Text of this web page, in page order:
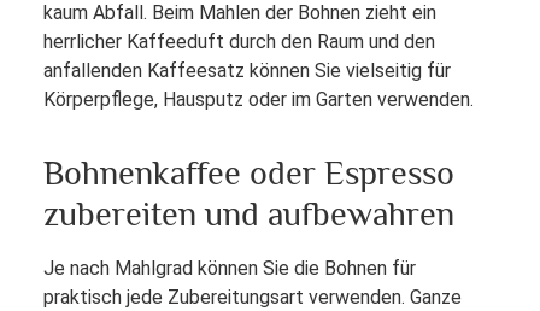
kaum Abfall. Beim Mahlen der Bohnen zieht ein
herrlicher Kaffeeduft durch den Raum und den
anfallenden Kaffeesatz können Sie vielseitig für
Körperpflege, Hausputz oder im Garten verwenden.
Bohnenkaffee oder Espresso
zubereiten und aufbewahren
Je nach Mahlgrad können Sie die Bohnen für
praktisch jede Zubereitungsart verwenden. Ganze